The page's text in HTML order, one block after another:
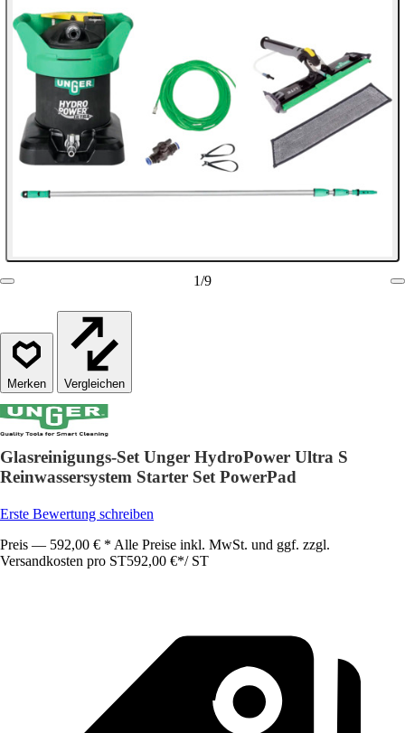
1/9
Vergleichen
Glasreinigungs-Set Unger HydroPower Ultra S
Reinwassersystem Starter Set PowerPad
Erste Bewertung schreiben
Preis — 592,00 € * Alle Preise inkl. MwSt. und ggf. zzgl.
Versandkosten pro ST592,00 €*/ ST